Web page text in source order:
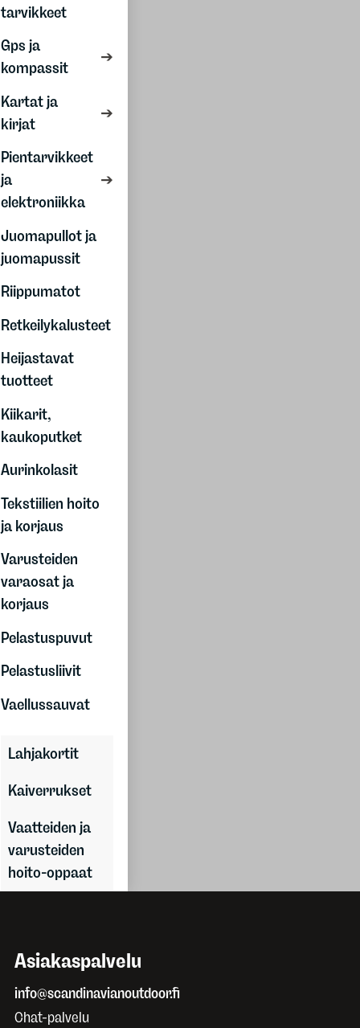
Korjauspalvelu
ulkona
Myymälät
Helsinki
Pirkkala
Raisio
Asiakaspalvelu
Maksutavat
Palautus
Reklamaatiot
Jäsenalennukset
Yritysmyynti
Henkilöstölahjat
Kesäkauppa
Joulukauppa
Tuotteet
Asiakastarinat
Yhteystiedot
Elämää ulkona
Oppaat
Tuotetestit
Klubitarjoukset
Liity klubiin
tarvikkeet
Gps ja
kompassit
Kartat ja
kirjat
Pientarvikkeet
ja
elektroniikka
Juomapullot ja
juomapussit
Riippumatot
Retkeilykalusteet
Heijastavat
tuotteet
Kiikarit,
kaukoputket
Aurinkolasit
Tekstiilien hoito
ja korjaus
Varusteiden
varaosat ja
korjaus
Pelastuspuvut
Pelastusliivit
Vaellussauvat
Lahjakortit
Kaiverrukset
Vaatteiden ja
varusteiden
hoito-oppaat
Asiakaspalvelu
info@scandinavianoutdoor.fi
Chat-palvelu